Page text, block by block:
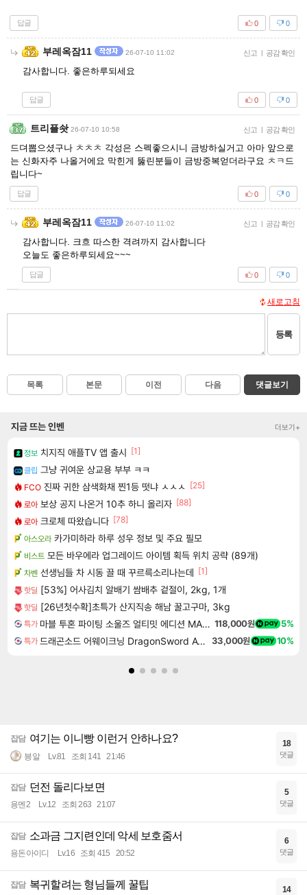
답글 0
0
부레옥잠11 26-07-10 11:02 신고 | 공감 확인
감사합니다. 좋은하루되세요
답글 0
0
트리플솻 26-07-10 10:58 신고 | 공감 확인
드뎌뽑으셨구나 ㅊㅊㅊ 각성은 스펙좋으시니 금방하실거고 아마 앞으로
는 신화자주 나올거에요 막힌게 뚫린분들이 금방중복얻더라구요 ㅊㅋ드
립니다~
답글 0
0
부레옥잠11 26-07-10 11:02 신고 | 공감 확인
감사합니다. 크흐 따스한 격려까지 감사합니다
오늘도 좋은하루되세요~~~
답글 0
0
새로고침
등록
목록 본문 이전 다음 댓글보기
지금 뜨는 인벤 더보기+
정보 치지직 애플TV 앱 출시 [1]
클립 그냥 귀여운 상교용 부부 ㅋㅋ
FCO 진짜 귀한 삼색화채 찐1등 떳냐 ㅅㅅㅅ [25]
로아 보상 공지 나온거 10추 하니 올리자 [88]
로아 크로체 따왔습니다 [78]
아스오라 카가미하라 하루 성우 정보 및 주요 필모
비스트 모든 바우에라 업그레이드 아이템 획득 위치 공략 (89개)
차벤 선생님들 차 시동 끌 때 꾸르륵소리나는데 [1]
핫딜 [53%] 어사김치 알배기 쌈배추 겉절이, 2kg, 1개
핫딜 [26년첫수확]초특가 산지직송 해남 꿀고구마, 3kg
특가 마블 투혼 파이팅 소울즈 얼티밋 에디션 MARVEL Tokon Fighting Souls Ultimate Edition 118,000원 5%
특가 드래곤소드 어웨이크닝 DragonSword Awakening 33,000원 10%
잡담 여기는 이니빵 이런거 안하나요?
븡알 Lv.81 조회 141 21:46
18
댓글
잡담 던전 돌리다보면
용멘2 Lv.12 조회 263 21:07
5
댓글
잡담 소과금 그지련인데 악세 보호줌서
용돈아이디 Lv.16 조회 415 20:52
6
댓글
잡담 복귀할려는 형님들께 꿀팁 14